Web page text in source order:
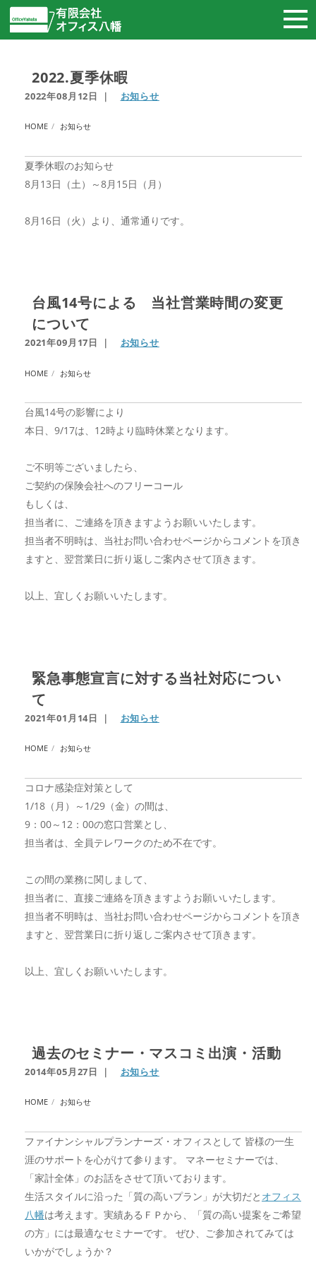
2022.夏季休暇
2022年08月12日 ｜ お知らせ
HOME お知らせ
夏季休暇のお知らせ
8月13日（土）～8月15日（月）
8月16日（火）より、通常通りです。
台風14号による 当社営業時間の変更
について
2021年09月17日 ｜ お知らせ
HOME お知らせ
台風14号の影響により
本日、9/17は、12時より臨時休業となります。
ご不明等ございましたら、
ご契約の保険会社へのフリーコール
もしくは、
担当者に、ご連絡を頂きますようお願いいたします。
担当者不明時は、当社お問い合わせページからコメントを頂き
ますと、翌営業日に折り返しご案内させて頂きます。
以上、宜しくお願いいたします。
緊急事態宣言に対する当社対応につい
て
2021年01月14日 ｜ お知らせ
HOME お知らせ
コロナ感染症対策として
1/18（月）～1/29（金）の間は、
9：00～12：00の窓口営業とし、
担当者は、全員テレワークのため不在です。
この間の業務に関しまして、
担当者に、直接ご連絡を頂きますようお願いいたします。
担当者不明時は、当社お問い合わせページからコメントを頂き
ますと、翌営業日に折り返しご案内させて頂きます。
以上、宜しくお願いいたします。
過去のセミナー・マスコミ出演・活動
2014年05月27日 ｜ お知らせ
HOME お知らせ
ファイナンシャルプランナーズ・オフィスとして 皆様の一生
涯のサポートを心がけて参ります。 マネーセミナーでは、
「家計全体」のお話をさせて頂いております。
生活スタイルに沿った「質の高いプラン」が大切だと オフィス
八幡は考えます。実績あるＦＰから、「質の高い提案をご希望
の方」には最適なセミナーです。 ぜひ、ご参加されてみては
いかがでしょうか？